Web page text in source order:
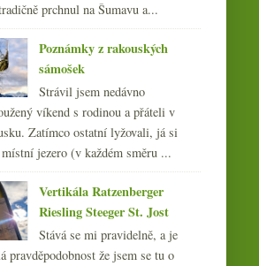
prchnul na Šumavu a...
Poznámky z rakouských
sámošek
Strávil jsem nedávno
víkend s rodinou a přáteli v
Zatímco ostatní lyžovali, já si
jezero (v každém směru ...
Vertikála Ratzenberger
Riesling Steeger St. Jost
Stává se mi pravidelně, a je
pravděpodobnost že jsem se tu o